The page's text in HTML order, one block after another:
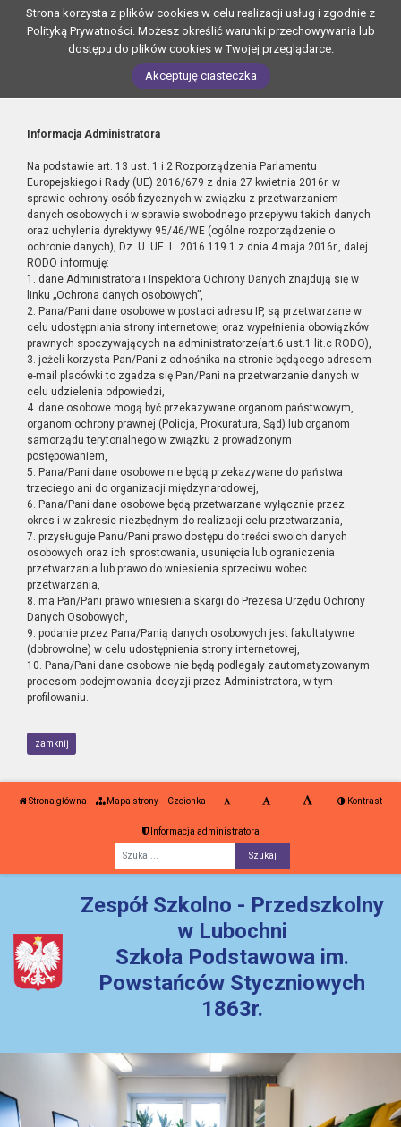
Strona korzysta z plików cookies w celu realizacji usług i zgodnie z
Polityką Prywatności. Możesz określić warunki przechowywania lub
dostępu do plików cookies w Twojej przeglądarce.
Akceptuję ciasteczka
Informacja Administratora
Na podstawie art. 13 ust. 1 i 2 Rozporządzenia Parlamentu
Europejskiego i Rady (UE) 2016/679 z dnia 27 kwietnia 2016r. w
sprawie ochrony osób fizycznych w związku z przetwarzaniem
danych osobowych i w sprawie swobodnego przepływu takich danych
oraz uchylenia dyrektywy 95/46/WE (ogólne rozporządzenie o
ochronie danych), Dz. U. UE. L. 2016.119.1 z dnia 4 maja 2016r., dalej
RODO informuję:
1. dane Administratora i Inspektora Ochrony Danych znajdują się w
linku „Ochrona danych osobowych”,
2. Pana/Pani dane osobowe w postaci adresu IP, są przetwarzane w
celu udostępniania strony internetowej oraz wypełnienia obowiązków
prawnych spoczywających na administratorze(art.6 ust.1 lit.c RODO),
3. jeżeli korzysta Pan/Pani z odnośnika na stronie będącego adresem
e-mail placówki to zgadza się Pan/Pani na przetwarzanie danych w
celu udzielenia odpowiedzi,
4. dane osobowe mogą być przekazywane organom państwowym,
organom ochrony prawnej (Policja, Prokuratura, Sąd) lub organom
samorządu terytorialnego w związku z prowadzonym
postępowaniem,
5. Pana/Pani dane osobowe nie będą przekazywane do państwa
trzeciego ani do organizacji międzynarodowej,
6. Pana/Pani dane osobowe będą przetwarzane wyłącznie przez
okres i w zakresie niezbędnym do realizacji celu przetwarzania,
7. przysługuje Panu/Pani prawo dostępu do treści swoich danych
osobowych oraz ich sprostowania, usunięcia lub ograniczenia
przetwarzania lub prawo do wniesienia sprzeciwu wobec
przetwarzania,
8. ma Pan/Pani prawo wniesienia skargi do Prezesa Urzędu Ochrony
Danych Osobowych,
9. podanie przez Pana/Panią danych osobowych jest fakultatywne
(dobrowolne) w celu udostępnienia strony internetowej,
10. Pana/Pani dane osobowe nie będą podlegały zautomatyzowanym
procesom podejmowania decyzji przez Administratora, w tym
profilowaniu.
zamknij
Strona główna Mapa strony Czcionka Kontrast
Informacja administratora
Zespół Szkolno - Przedszkolny
w Lubochni
Szkoła Podstawowa im.
Powstańców Styczniowych
1863r.